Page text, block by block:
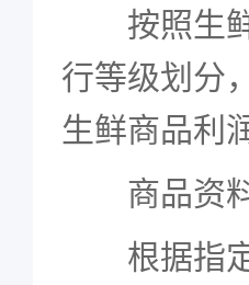
按照生鲜
行等级划分
生鲜商品利
商品资料
根据指定